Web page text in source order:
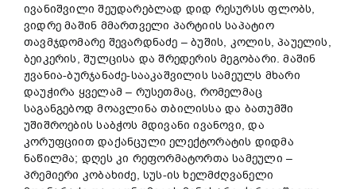
ივანიშვილი შეუდარებლად დიდ რესურსს ფლობს,
ვიდრე მაშინ მმართველი პარტიის საპატიო
თავმჯდომარე შევარდნაძე – ბუშის, კოლის, პაუელის,
ბეიკერის, შულცისა და შრედერის მეგობარი. მაშინ
ჟვანია-ბურჯანაძე-სააკაშვილის სამეულს მხარი
დაუჭირა ყველამ – რუსეთმაც, რომელმაც
საგანგებოდ მოავლინა თბილისსა და ბათუმში
უშიშროების საბჭოს მდივანი ივანოვი, და
კორუფციით დაქანცული ელექტორატის დიდმა
ნაწილმა; დღეს კი რეფორმატორთა სამეული –
პრემიერი კობახიძე, სუს-ის ხელმძღვანელი